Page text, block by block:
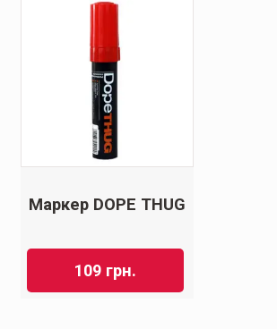
Маркер DOPE THUG
109 грн.